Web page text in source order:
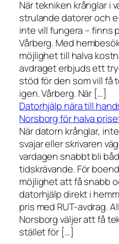
När tekniken krånglar i
strulande datorer och
inte vill fungera – finns
Vårberg. Med
möjlighet till halva
avdraget erbjuds ett
stöd för den som vill få
igen. Vårberg. När […]
Datorhjälp nära till
Norsborg för halva
När datorn krånglar,
svajar eller skrivaren
vardagen snabbt bli
tidskrävande. För
möjlighet att få snabb
datorhjälp direkt i
pris med RUT-avdrag.
Norsborg väljer att få
stället för […]